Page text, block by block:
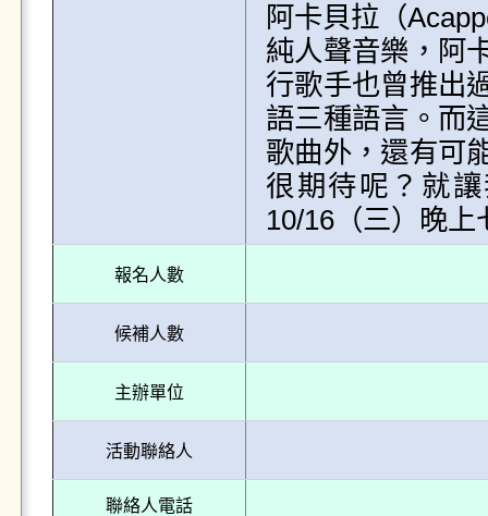
阿卡貝拉（
純人聲音樂，阿
行歌手也曾推出
語三種語言。而
歌曲外，還有可
很期待呢？就
10/16（三）晚
報名人數
候補人數
主辦單位
活動聯絡人
聯絡人電話